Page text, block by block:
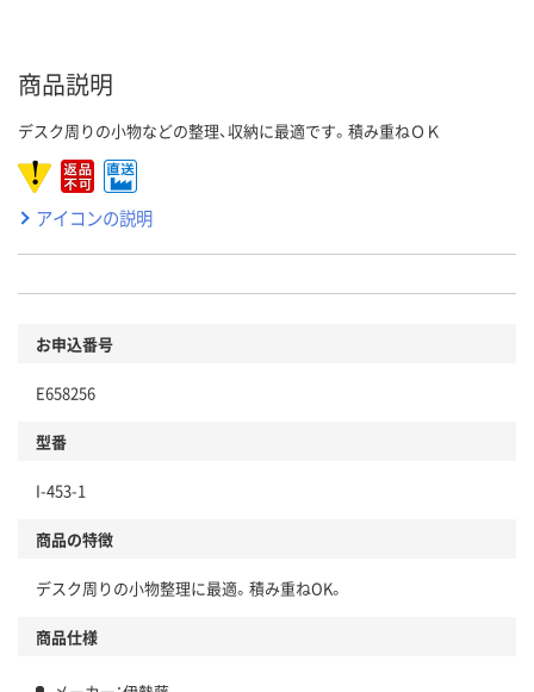
商品説明
デスク周りの小物などの整理、収納に最適です。積み重ねＯＫ
アイコンの説明
お申込番号
E658256
型番
I-453-1
商品の特徴
デスク周りの小物整理に最適。積み重ねOK。
商品仕様